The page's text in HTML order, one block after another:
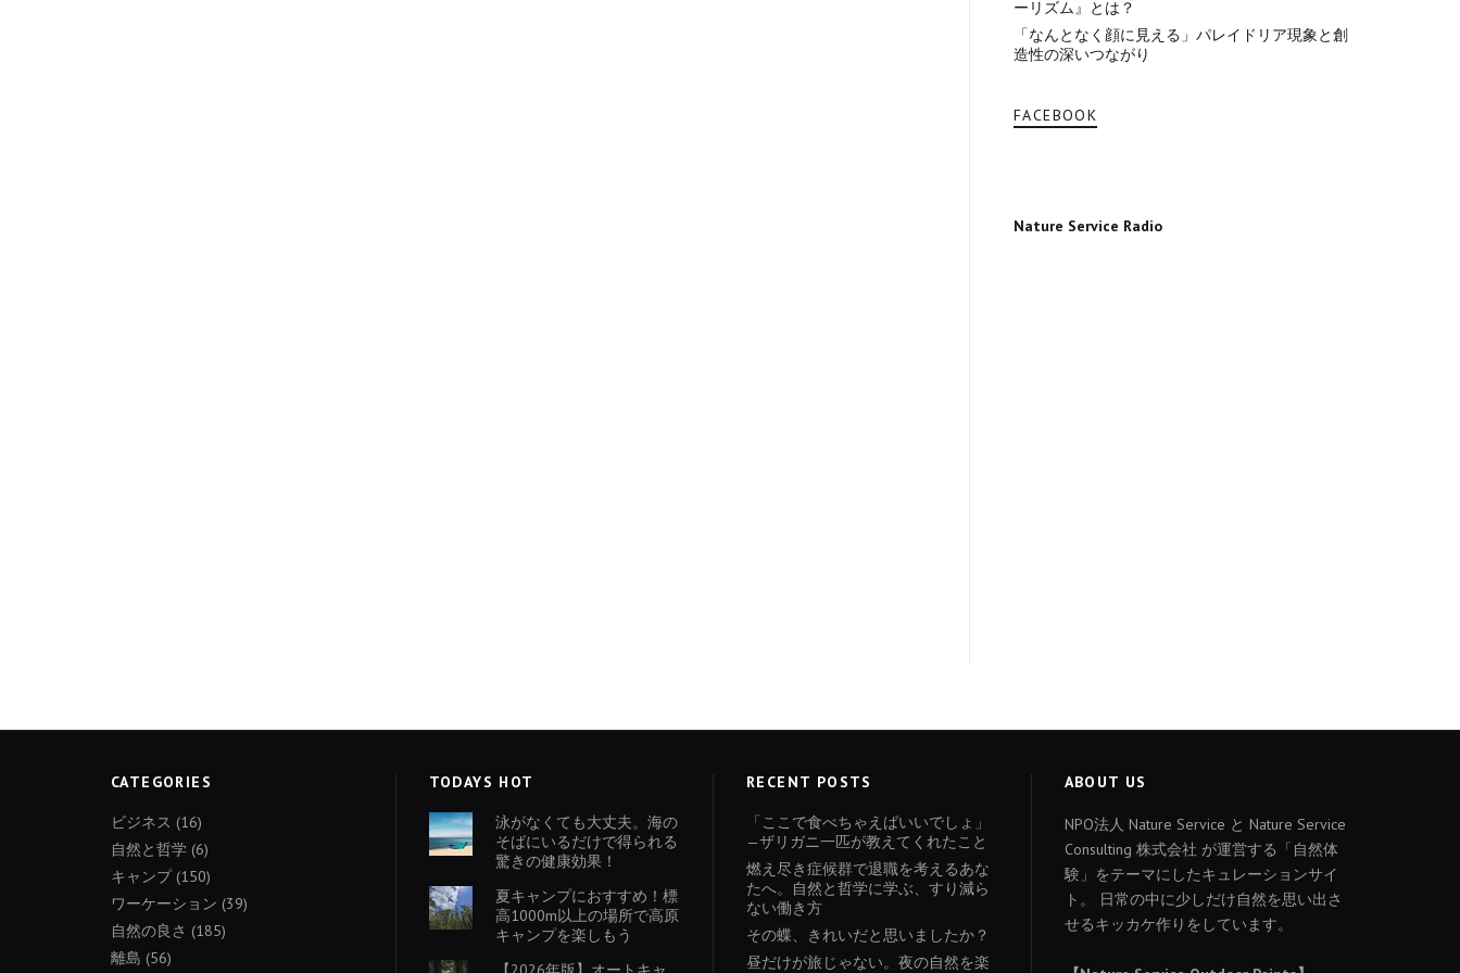
ーリズム』とは？
「なんとなく顔に見える」パレイドリア現象と創
造性の深いつながり
FACEBOOK
Nature Service Radio
CATEGORIES
ビジネス (16)
自然と哲学 (6)
キャンプ(150)
ワーケーション (39)
自然の良さ (185)
離島 (56)
TODAYS HOT
泳がなくても大丈夫。海の
そばにいるだけで得られる
驚きの健康効果！
夏キャンプにおすすめ！標
高1000m以上の場所で高原
キャンプを楽しもう
RECENT POSTS
「ここで食べちゃえばいいでしょ」
—ザリガニ一匹が教えてくれたこと
燃え尽き症候群で退職を考えるあな
たへ。自然と哲学に学ぶ、すり減ら
ない働き方
その蝶、きれいだと思いましたか？
昼だけが旅じゃない。夜の自然を楽
ABOUT US
NPO法人 Nature Service と Nature Service
Consulting 株式会社 が運営する「自然体
験」をテーマにしたキュレーションサイ
ト。 日常の中に少しだけ自然を思い出さ
せるキッカケ作りをしています。